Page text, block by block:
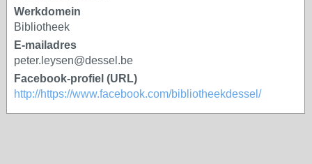
Werkdomein
Bibliotheek
E-mailadres
peter.leysen@dessel.be
Facebook-profiel (URL)
http://https://www.facebook.com/bibliotheekdessel/